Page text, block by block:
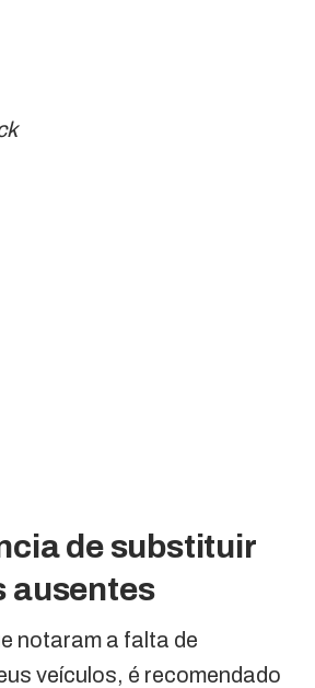
de substituir
ausentes
notaram a falta de
veículos, é recomendado